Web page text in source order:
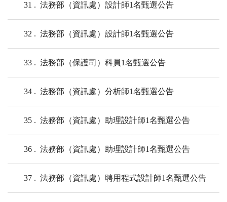
31 法務部（資訊處）設計師1名甄選公告
32 法務部（資訊處）設計師1名甄選公告
33 法務部（保護司）科員1名甄選公告
34 法務部（資訊處）分析師1名甄選公告
35 法務部（資訊處）助理設計師1名甄選公告
36 法務部（資訊處）助理設計師1名甄選公告
37 法務部（資訊處）聘用程式設計師1名甄選公告